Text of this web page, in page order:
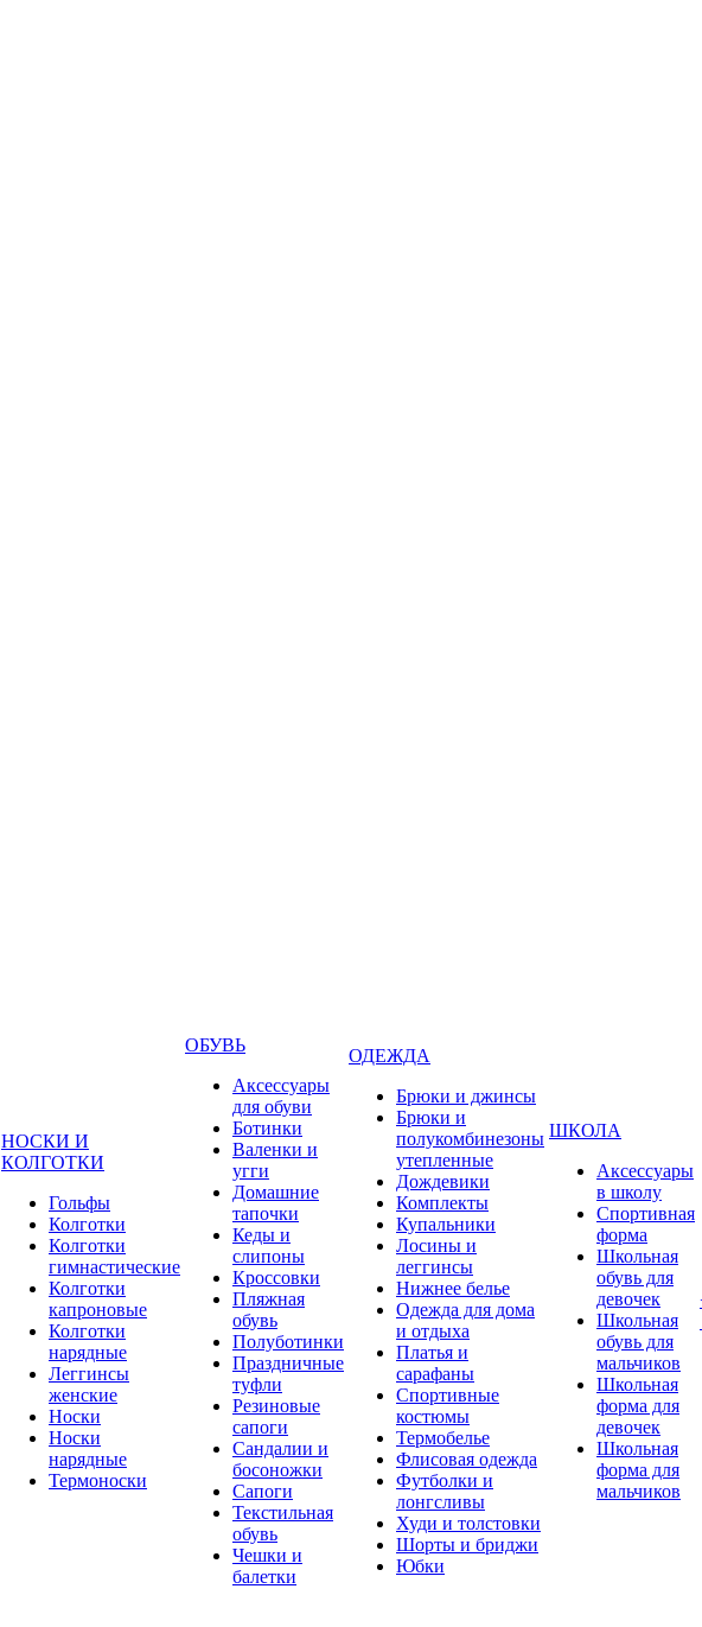
НОСКИ И
КОЛГОТКИ
Гольфы
Колготки
Колготки
гимнастические
Колготки
капроновые
Колготки
нарядные
Леггинсы
женские
Носки
Носки
нарядные
Термоноски
ОБУВЬ
Аксессуары
для обуви
Ботинки
Валенки и
угги
Домашние
тапочки
Кеды и
слипоны
Кроссовки
Пляжная
обувь
Полуботинки
Праздничные
туфли
Резиновые
сапоги
Сандалии и
босоножки
Сапоги
Текстильная
обувь
Чешки и
балетки
ОДЕЖДА
Брюки и джинсы
Брюки и
полукомбинезоны
утепленные
Дождевики
Комплекты
Купальники
Лосины и
леггинсы
Нижнее белье
Одежда для дома
и отдыха
Платья и
сарафаны
Спортивные
костюмы
Термобелье
Флисовая одежда
Футболки и
лонгсливы
Худи и толстовки
Шорты и бриджи
Юбки
ШКОЛА
Аксессуары
в школу
Спортивная
форма
Школьная
обувь для
девочек
Школьная
обувь для
мальчиков
Школьная
форма для
девочек
Школьная
форма для
мальчиков